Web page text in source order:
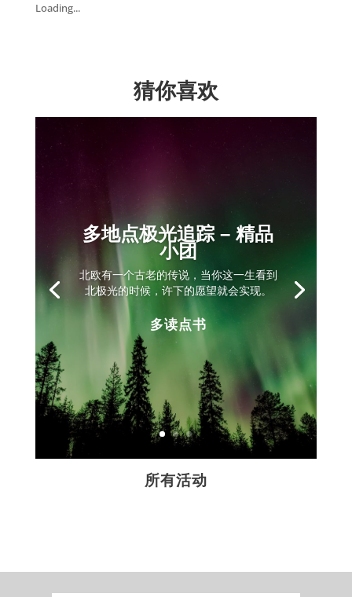
Loading...
猜你喜欢
多地点极光追踪 – 精品
小团
北欧有一个古老的传说，当你这一生看到
北极光的时候，许下的愿望就会实现。
多读点书
所有活动